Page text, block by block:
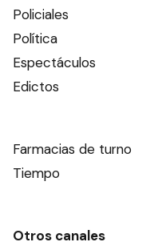
Policiales
Política
Espectáculos
Edictos
Farmacias de turno
Tiempo
Otros canales